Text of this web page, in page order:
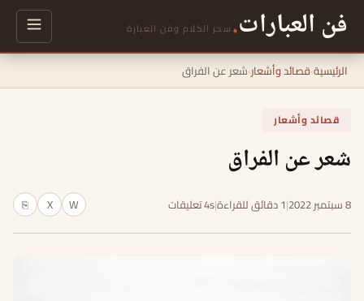
فن العبارات. سحر الكلام وفن العبارة
الرئيسية›قصائد وأشعار›شعر عن الفراق
قصائد وأشعار
شعر عن الفراق
8 سبتمبر 2022 |1 دقائق للقراءة |4s تعليقات W
X
⎘